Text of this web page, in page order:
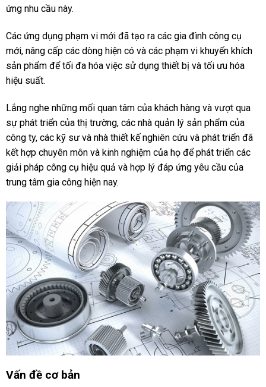
ứng nhu cầu này.
Các ứng dụng phạm vi mới đã tạo ra các gia đình công cụ
mới, nâng cấp các dòng hiện có và các phạm vi khuyến khích
sản phẩm để tối đa hóa việc sử dụng thiết bị và tối ưu hóa
hiệu suất.
Lắng nghe những mối quan tâm của khách hàng và vượt qua
sự phát triển của thị trường, các nhà quản lý sản phẩm của
công ty, các kỹ sư và nhà thiết kế nghiên cứu và phát triển đã
kết hợp chuyên môn và kinh nghiệm của họ để phát triển các
giải pháp công cụ hiệu quả và hợp lý đáp ứng yêu cầu của
trung tâm gia công hiện nay.
Vấn đề cơ bản